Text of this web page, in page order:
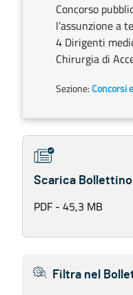
Concorso
l’assunzione a
4 Dirigenti
Chirurgia di
Sezione:Concorsi
Scarica Bollettino
PDF - 45,3 MB
Filtra nel